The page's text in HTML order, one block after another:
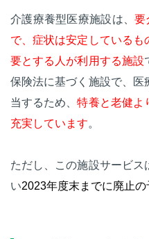
介護療養型医療施設は、要
で、症状は安定している
要とする人が利用する施設
保険法に基づく施設で、
当するため、特養と老健よ
充実しています。
ただし、この施設サービ
い2023年度末までに廃止の